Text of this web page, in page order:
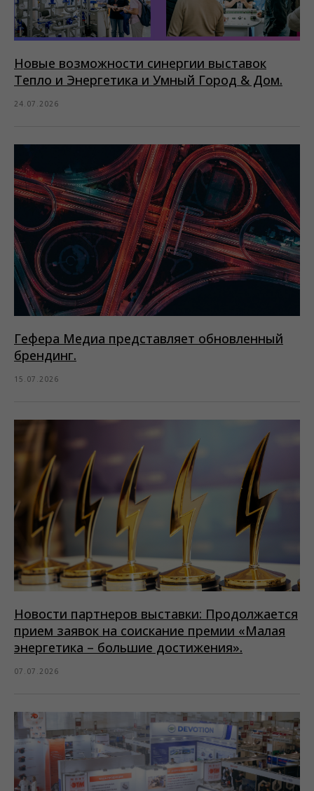
Новые возможности синергии выставок
Тепло и Энергетика и Умный Город & Дом.
24.07.2026
Гефера Медиа представляет обновленный
брендинг.
15.07.2026
Новости партнеров выставки: Продолжается
прием заявок на соискание премии «Малая
энергетика – большие достижения».
07.07.2026